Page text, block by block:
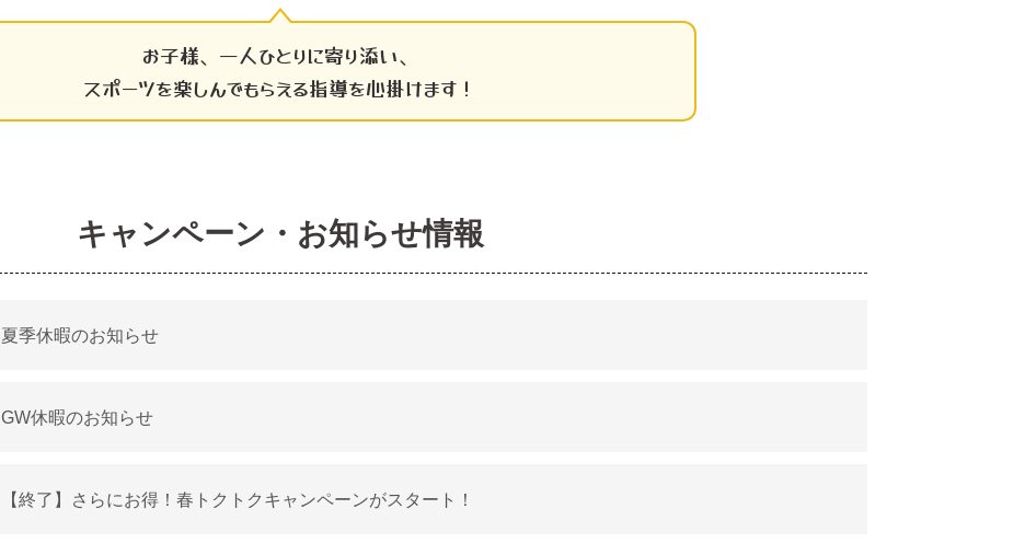
お子様、一人ひとりに寄り添い、
スポーツを楽しんでもらえる指導を心掛けます！
キャンペーン・お知らせ情報
夏季休暇のお知らせ
GW休暇のお知らせ
【終了】さらにお得！春トクトクキャンペーンがスタート！